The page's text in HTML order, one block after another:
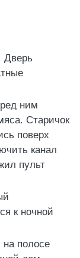
Дверь
ним
Старичок
поверх
канал
пульт
к ночной
на полосе